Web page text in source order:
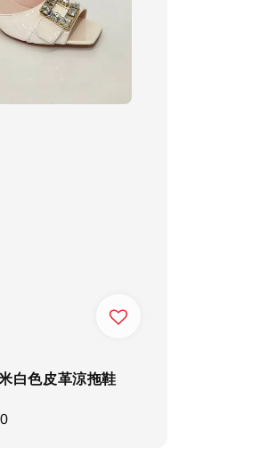
白色皮革涼拖鞋